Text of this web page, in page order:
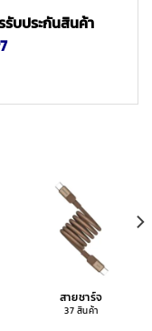
รับประกันสินค้า
สายชาร์จ
37 สินค้า